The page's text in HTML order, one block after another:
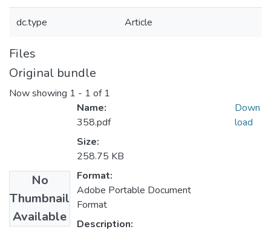
dc.type Article
Files
Original bundle
Now showing 1 - 1 of 1
No
Thumbnail
Available
Name:
358.pdf
Size:
258.75 KB
Format:
Adobe Portable Document
Format
Description:
Down
load